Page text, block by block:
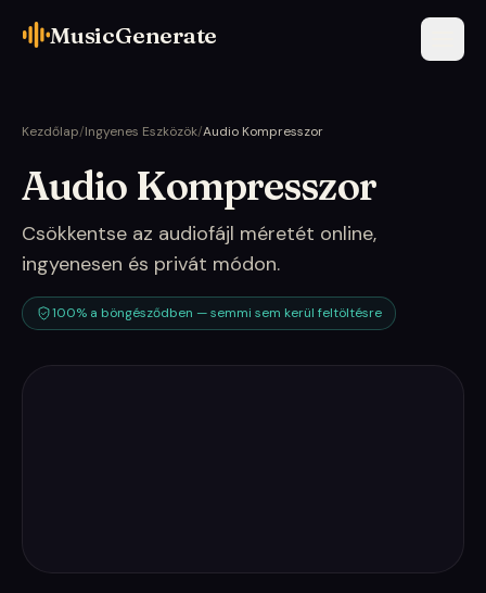
MusicGenerate
Kezdőlap/Ingyenes Eszközök/Audio Kompresszor
Audio Kompresszor
Csökkentse az audiofájl méretét online,
ingyenesen és privát módon.
100% a böngésződben — semmi sem kerül feltöltésre